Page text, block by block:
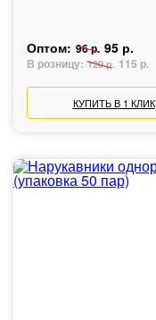
Оптом: 96 р. 95 р.
В розницу: 120 р. 115 р.
КУПИТЬ В 1 КЛИК